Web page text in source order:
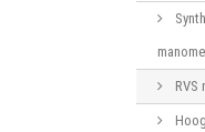
RVS